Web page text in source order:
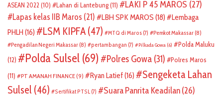
ASEAN 2022 (10) Lahan di Lantebung(11) LAKI P 45 MAROS (27)
Lapas kelas IIB Maros (21) LBH SPK MAROS (18)
Lembaga
PHLH (16) LSM KIPFA (47) MTQ di Maros (7) Pemkot Makassar (8)
Pengadilan Negeri Makassar (8) pertambangan (7) Pilkada Gowa (6)
Polda Maluku
(12)
Polda Sulsel (69) Polres Gowa (31)
Polres Maros
(11)
PT AMANAH FINANCE(9) Ryan Latief(16)
Sengeketa Lahan
Sulsel (46) Sertifikat PTSL (7) Suara Panrita Keadilan(26)